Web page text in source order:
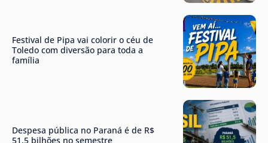
Festival de Pipa vai colorir o céu de
Toledo com diversão para toda a
família
Despesa pública no Paraná é de R$
51,5 bilhões no semestre